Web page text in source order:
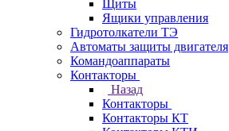
Щиты
Ящики управления
Гидротолкатели ТЭ
Автоматы защиты двигателя
Командоаппараты
Контакторы
Назад
Контакторы
Контакторы КТ